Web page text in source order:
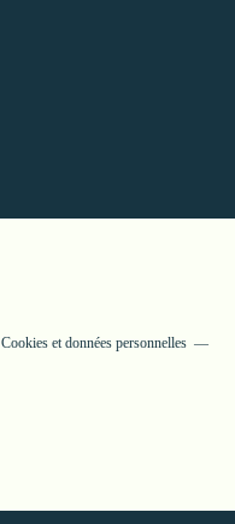
Cookies et données personnelles